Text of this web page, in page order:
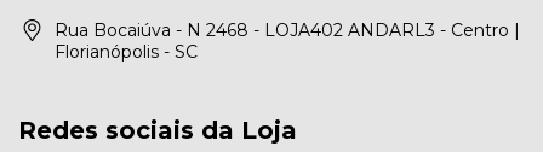
Rua Bocaiúva - N 2468 - LOJA402 ANDARL3 - Centro |
Florianópolis - SC
Redes sociais da Loja